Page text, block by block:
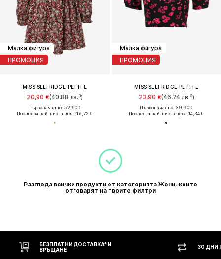
Малка фигура
ПРОМОЦИЯ
MISS SELFRIDGE PETITE
20,90 €(40,88 лв.³)
Първоначално: 52,90 €
Последна най-ниска цена:16,72 €
Малка фигура
ПРОМОЦИЯ
MISS SELFRIDGE PETITE
23,90 €(46,74 лв.³)
Първоначално: 39,90 €
Последна най-ниска цена:14,34 €
Разгледа всички продукти от категорията Жени, които
отговарят на твоите филтри
БЕЗПЛАТНИ ДОСТАВКА* И
ВРЪЩАНЕ
30 ДНИ